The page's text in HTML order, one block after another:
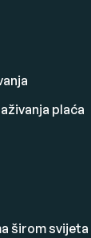
plaća
širom svijeta